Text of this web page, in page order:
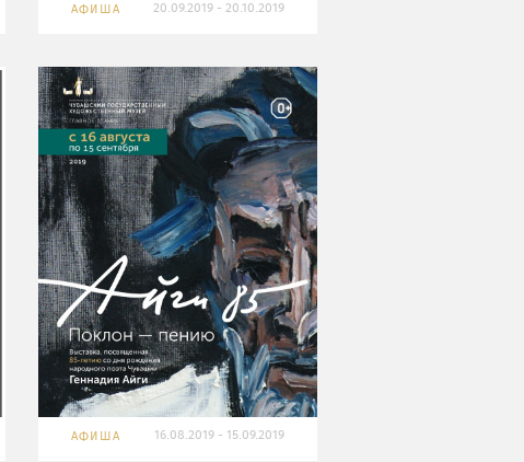
20.09.2019 - 20.10.2019
АФИША
16.08.2019 - 15.09.2019
АФИША